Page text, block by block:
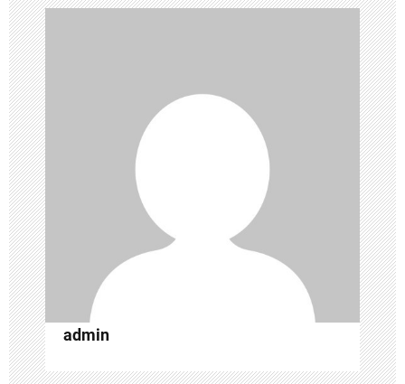
ц
и
я
п
о
з
а
п
и
с
я
admin